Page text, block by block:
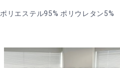
ポリエステル95% ポリウレタン5%